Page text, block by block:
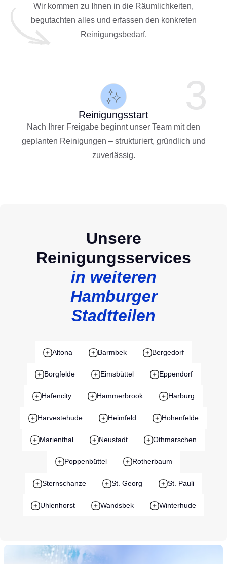
Wir kommen zu Ihnen in die Räumlichkeiten,
begutachten alles und erfassen den konkreten
Reinigungsbedarf.
Reinigungsstart
Nach Ihrer Freigabe beginnt unser Team mit den
geplanten Reinigungen – strukturiert, gründlich und
zuverlässig.
3
Unsere
Reinigungsservices
in weiteren
Hamburger
Stadtteilen
Altona Barmbek Bergedorf
Borgfelde Eimsbüttel Eppendorf
Hafencity Hammerbrook Harburg
Harvestehude Heimfeld Hohenfelde
Marienthal Neustadt Othmarschen
Poppenbüttel Rotherbaum
Sternschanze St. Georg St. Pauli
Uhlenhorst Wandsbek Winterhude